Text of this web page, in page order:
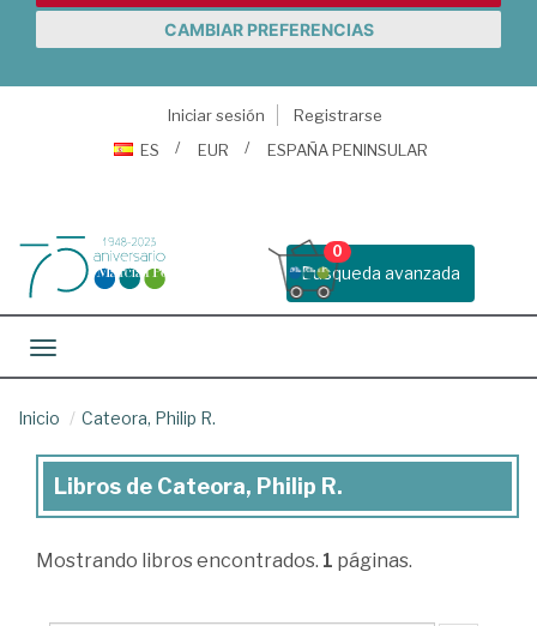
CAMBIAR PREFERENCIAS
Iniciar sesión
Registrarse
ES
EUR ESPAÑA PENINSULAR
Busqueda avanzada
0
Toggle navigation
Inicio Cateora, Philip R.
Libros
Cateora,
Libros de Cateora, Philip R.
Mostrando libros encontrados. 1 páginas.